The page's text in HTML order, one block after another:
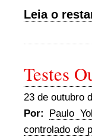
Leia o
Testes
23 de outubro
Por:
Paulo
controlado de